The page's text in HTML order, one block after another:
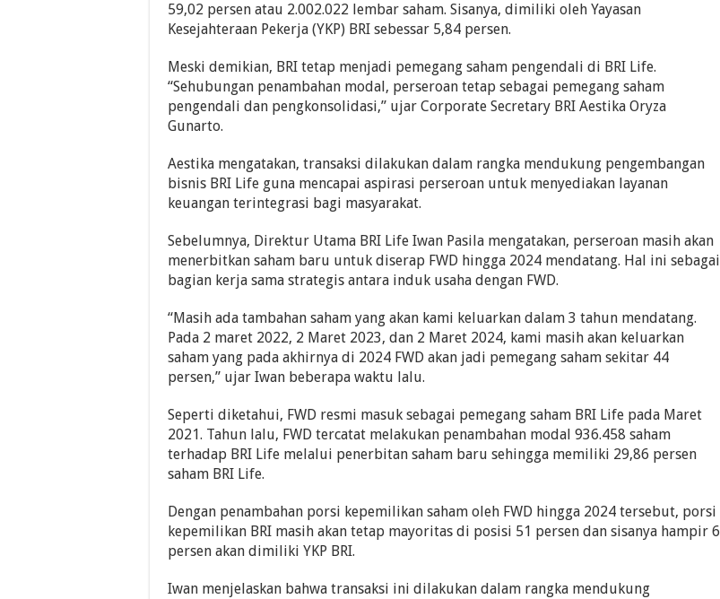
59,02 persen atau 2.002.022 lembar saham. Sisanya, dimiliki oleh Yayasan
Kesejahteraan Pekerja (YKP) BRI sebessar 5,84 persen.
Meski demikian, BRI tetap menjadi pemegang saham pengendali di BRI Life.
“Sehubungan penambahan modal, perseroan tetap sebagai pemegang saham
pengendali dan pengkonsolidasi,” ujar Corporate Secretary BRI Aestika Oryza
Gunarto.
Aestika mengatakan, transaksi dilakukan dalam rangka mendukung pengembangan
bisnis BRI Life guna mencapai aspirasi perseroan untuk menyediakan layanan
keuangan terintegrasi bagi masyarakat.
Sebelumnya, Direktur Utama BRI Life Iwan Pasila mengatakan, perseroan masih akan
menerbitkan saham baru untuk diserap FWD hingga 2024 mendatang. Hal ini sebagai
bagian kerja sama strategis antara induk usaha dengan FWD.
“Masih ada tambahan saham yang akan kami keluarkan dalam 3 tahun mendatang.
Pada 2 maret 2022, 2 Maret 2023, dan 2 Maret 2024, kami masih akan keluarkan
saham yang pada akhirnya di 2024 FWD akan jadi pemegang saham sekitar 44
persen,” ujar Iwan beberapa waktu lalu.
Seperti diketahui, FWD resmi masuk sebagai pemegang saham BRI Life pada Maret
2021. Tahun lalu, FWD tercatat melakukan penambahan modal 936.458 saham
terhadap BRI Life melalui penerbitan saham baru sehingga memiliki 29,86 persen
saham BRI Life.
Dengan penambahan porsi kepemilikan saham oleh FWD hingga 2024 tersebut, porsi
kepemilikan BRI masih akan tetap mayoritas di posisi 51 persen dan sisanya hampir 6
persen akan dimiliki YKP BRI.
Iwan menjelaskan bahwa transaksi ini dilakukan dalam rangka mendukung